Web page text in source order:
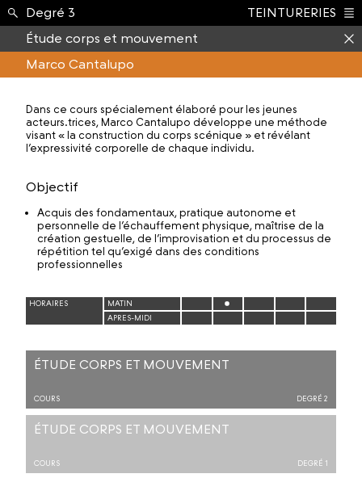
Enseignement ›
Degré 3
TEINTURERIES
Étude corps et mouvement
Marco Cantalupo
Dans ce cours spécialement élaboré pour les jeunes
acteurs.trices, Marco Cantalupo développe une méthode
visant « la construction du corps scénique » et révélant
l’expressivité corporelle de chaque individu.
Objectif
Acquis des fondamentaux, pratique autonome et
personnelle de l’échauffement physique, maîtrise de la
création gestuelle, de l’improvisation et du processus de
répétition tel qu’exigé dans des conditions
professionnelles
HORAIRES
MATIN
APRES-MIDI
ÉTUDE CORPS ET MOUVEMENT
COURS DEGRÉ 2
ÉTUDE CORPS ET MOUVEMENT
COURS DEGRÉ 1